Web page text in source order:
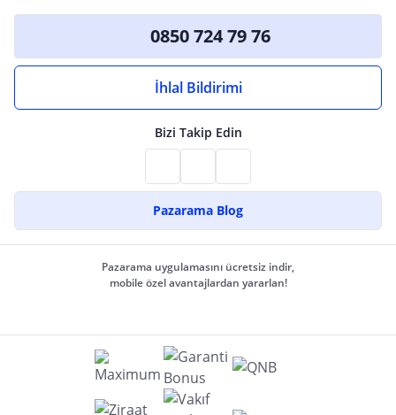
0850 724 79 76
İhlal Bildirimi
Bizi Takip Edin
Pazarama Blog
Pazarama uygulamasını ücretsiz indir,
mobile özel avantajlardan yararlan!